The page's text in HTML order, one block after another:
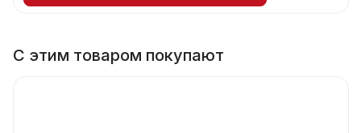
С этим товаром покупают